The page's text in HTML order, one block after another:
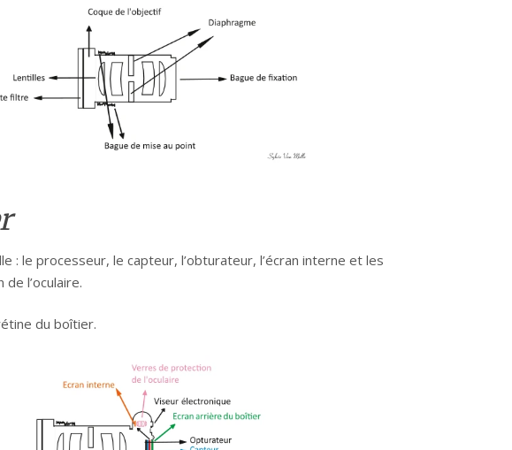
: le processeur, le capteur, l’obturateur, l’écran interne et les
l’oculaire.
du boîtier.